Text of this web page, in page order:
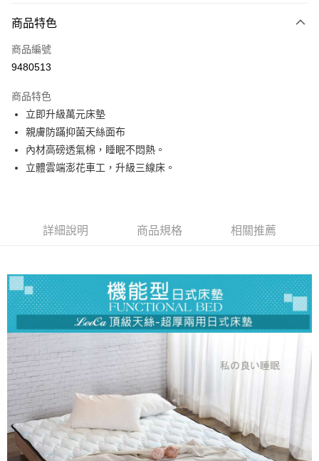
信用卡一次付款
信用卡分期付款
合作金庫商業銀行
華南商業銀行
上海商業儲蓄銀行
國泰世華商業銀行
臺灣中小企業銀行
玉山商業銀行
星展（台灣）商業銀行
台新國際商業銀行
中國信託商業銀行
LINE Pay
Apple Pay
街口支付
ATM付款
運送方式
宅配
免運費
商品特色
商品編號
9480513
商品特色
立即升級萬元床墊
親膚防蹣抑菌天絲面布
內材高磅透氣棉，睡眠不悶熱。
立體雲端澎花車工，升級三線床。
詳細說明 商品規格 相關推薦